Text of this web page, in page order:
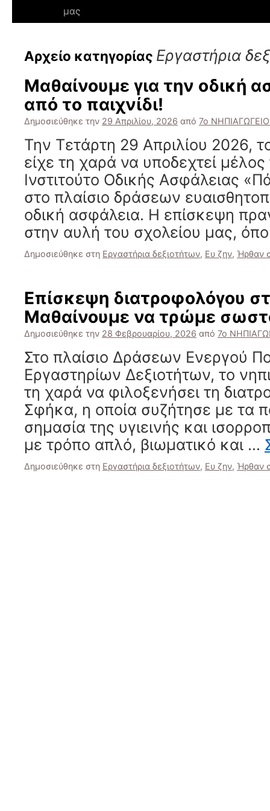
μας
Αρχείο κατηγορίας Εργαστήρια
Μαθαίνουμε για την οδική
από το παιχνίδι!
Δημοσιεύθηκε την 29 Απριλίου, 2026 από 7ο
Την Τετάρτη 29 Απριλίου 2026,
είχε τη χαρά να υποδεχτεί
Ινστιτούτο Οδικής Ασφάλειας
στο πλαίσιο δράσεων
οδική ασφάλεια. Η επίσκεψη
στην αυλή του σχολείου μας,
Δημοσιεύθηκε στη Εργαστήρια δεξιοτήτων, Ευ ζην, Ήρθαν
Επίσκεψη διατροφολόγου
Μαθαίνουμε να τρώμε
Δημοσιεύθηκε την 28 Φεβρουαρίου, 2026 από 7ο
Στο πλαίσιο Δράσεων Ενεργού
Εργαστηρίων Δεξιοτήτων, το
τη χαρά να φιλοξενήσει τη
Σφήκα, η οποία συζήτησε με τα
σημασία της υγιεινής και
με τρόπο απλό, βιωματικό και …
Δημοσιεύθηκε στη Εργαστήρια δεξιοτήτων, Ευ ζην, Ήρθαν